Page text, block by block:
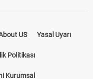
US
Politikası